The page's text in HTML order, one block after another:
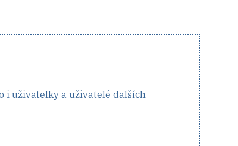
i uživatelky a uživatelé dalších